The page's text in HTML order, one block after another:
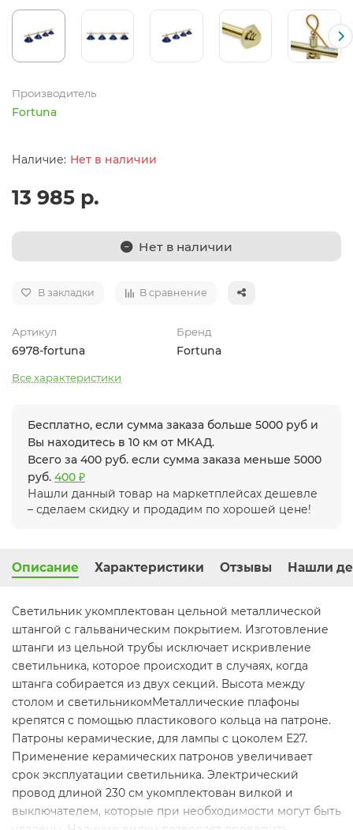
Производитель
Fortuna
Нет в наличии
13 985 р.
Нет в наличии
В закладки В сравнение
Артикул
6978-fortuna
Бренд
Fortuna
Все характеристики
Бесплатно, если сумма заказа больше 5000 руб и
Вы находитесь в 10 км от МКАД.
Всего за 400 руб. если сумма заказа меньше 5000
руб. 400 ₽
Нашли данный товар на маркетплейсах дешевле
– сделаем скидку и продадим по хорошей цене!
Описание Характеристики Отзывы Нашли
Светильник укомплектован цельной металлической
штангой с гальваническим покрытием. Изготовление
штанги из цельной трубы исключает искривление
светильника, которое происходит в случаях, когда
штанга собирается из двух секций. Высота между
столом и светильникомМеталлические плафоны
крепятся с помощью пластикового кольца на патроне.
Патроны керамические, для лампы с цоколем Е27.
Применение керамических патронов увеличивает
срок эксплуатации светильника. Электрический
провод длиной 230 см укомплектован вилкой и
выключателем, которые при необходимости могут быть